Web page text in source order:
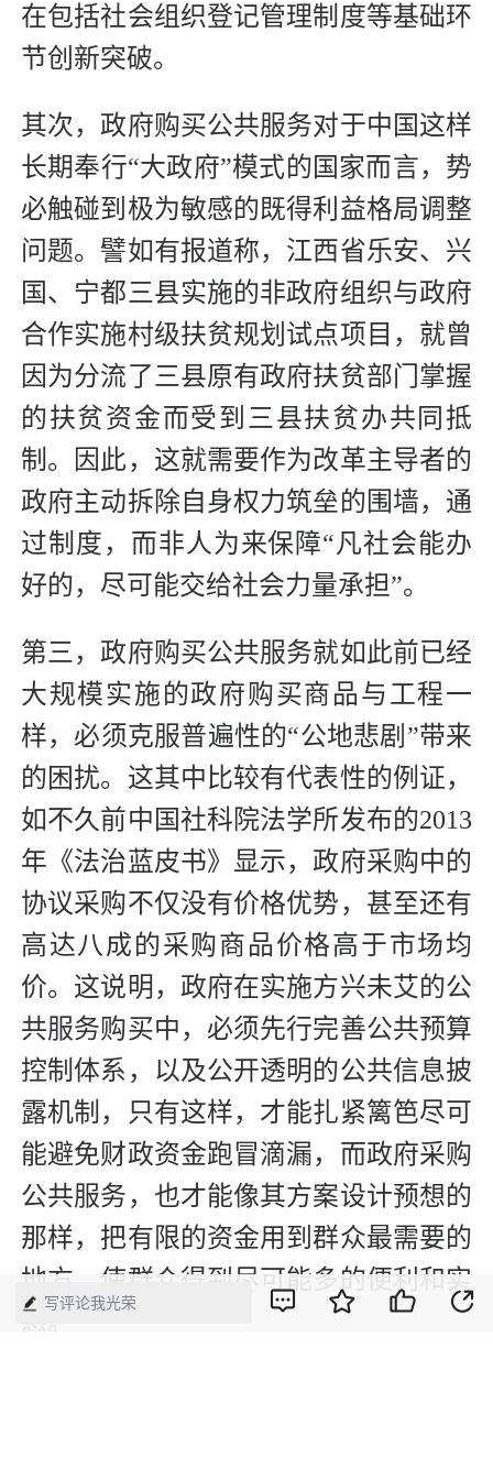
在包括社会组织登记管理制度等基础环
节创新突破。
其次，政府购买公共服务对于中国这样
长期奉行“大政府”模式的国家而言，势
必触碰到极为敏感的既得利益格局调整
问题。譬如有报道称，江西省乐安、兴
国、宁都三县实施的非政府组织与政府
合作实施村级扶贫规划试点项目，就曾
因为分流了三县原有政府扶贫部门掌握
的扶贫资金而受到三县扶贫办共同抵
制。因此，这就需要作为改革主导者的
政府主动拆除自身权力筑垒的围墙，通
过制度，而非人为来保障“凡社会能办
好的，尽可能交给社会力量承担”。
第三，政府购买公共服务就如此前已经
大规模实施的政府购买商品与工程一
样，必须克服普遍性的“公地悲剧”带来
的困扰。这其中比较有代表性的例证，
如不久前中国社科院法学所发布的2013
年《法治蓝皮书》显示，政府采购中的
协议采购不仅没有价格优势，甚至还有
高达八成的采购商品价格高于市场均
价。这说明，政府在实施方兴未艾的公
共服务购买中，必须先行完善公共预算
控制体系，以及公开透明的公共信息披
露机制，只有这样，才能扎紧篱笆尽可
能避免财政资金跑冒滴漏，而政府采购
公共服务，也才能像其方案设计预想的
那样，把有限的资金用到群众最需要的
地方，使群众得到尽可能多的便利和实
惠。
写评论我光荣